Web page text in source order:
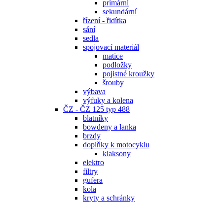
primární
sekundární
řízení - řidítka
sání
sedla
spojovací materiál
matice
podložky
pojistné kroužky
šrouby
výbava
výfuky a kolena
ČZ - ČZ 125 typ 488
blatníky
bowdeny a lanka
brzdy
doplňky k motocyklu
klaksony
elektro
filtry
gufera
kola
kryty a schránky